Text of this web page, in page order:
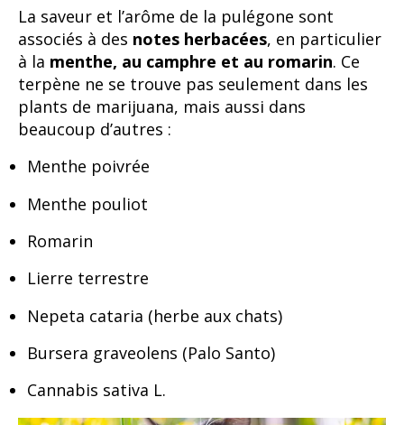
La saveur et l’arôme de la pulégone sont
associés à des notes herbacées, en particulier
à la menthe, au camphre et au romarin. Ce
terpène ne se trouve pas seulement dans les
plants de marijuana, mais aussi dans
beaucoup d’autres :
Menthe poivrée
Menthe pouliot
Romarin
Lierre terrestre
Nepeta cataria (herbe aux chats)
Bursera graveolens (Palo Santo)
Cannabis sativa L.